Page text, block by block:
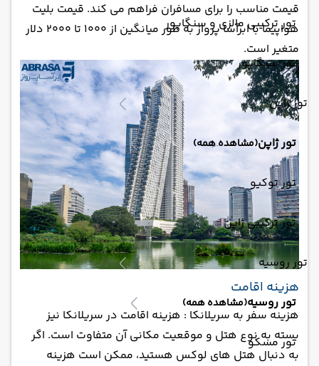
تور ترکیبی مالزی و سنگاپور
تور سنگاپور
تور ژاپن
تور ژاپن(مشاهده همه)
تور توکیو
تور ترکیبی ژاپن
تور روسیه
تور روسیه(مشاهده همه)
تور مسکو
قیمت مناسب را برای مسافران فراهم می کند. قیمت بلیت
هواپیما با ابرآسا پرواز به طور میانگین از ۱۰۰۰ تا ۲۰۰۰ دلار
متغیر است.
هزینه اقامت
هزینه سفر به سریلانکا : هزینه اقامت در سریلانکا نیز
بسته به نوع هتل و موقعیت مکانی آن متفاوت است. اگر
به دنبال هتل های لوکس هستید، ممکن است هزینه